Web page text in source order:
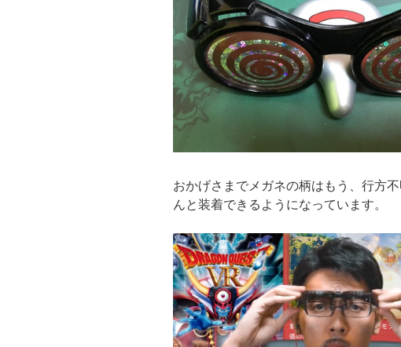
おかげさまでメガネの柄はもう、行方
んと装着できるようになっています。